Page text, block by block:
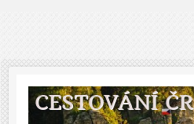
CESTOVÁNÍ ČR